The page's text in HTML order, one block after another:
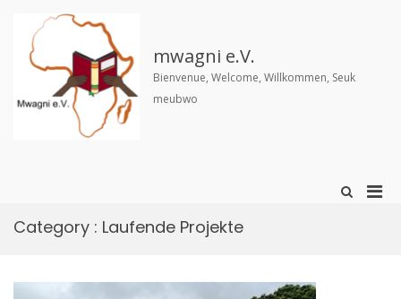
contenu
mwagni e.V.
Bienvenue, Welcome, Willkommen, Seuk
meubwo
Afficher
Category : Laufende Projekte